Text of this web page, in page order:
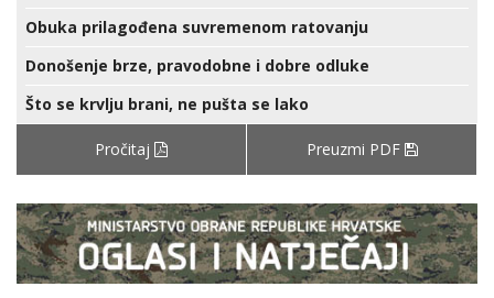
Obuka prilagođena suvremenom ratovanju
Donošenje brze, pravodobne i dobre odluke
Što se krvlju brani, ne pušta se lako
Pročitaj Preuzmi PDF